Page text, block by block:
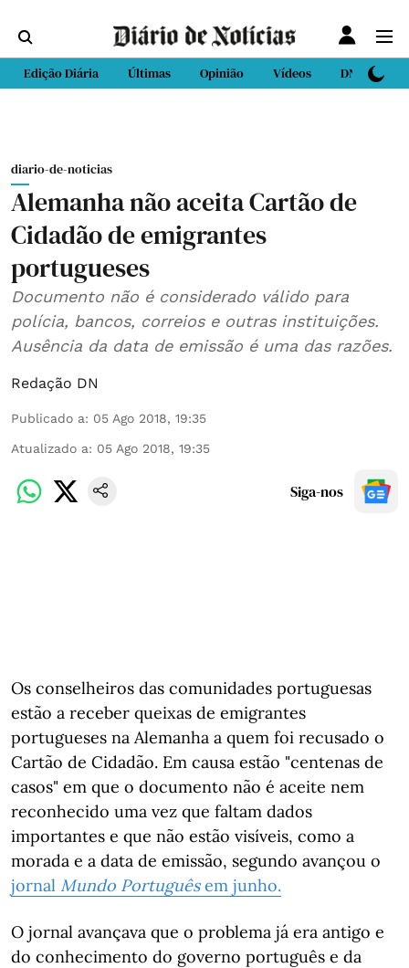
Edição Diária Últimas Opinião Vídeos DN Sport
diario-de-noticias
Alemanha não aceita Cartão de
Cidadão de emigrantes
portugueses
Documento não é considerado válido para
polícia, bancos, correios e outras instituições.
Ausência da data de emissão é uma das razões.
Redação DN
Publicado a: 05 Ago 2018, 19:35
Atualizado a: 05 Ago 2018, 19:35
Siga-nos
Os conselheiros das comunidades portuguesas
estão a receber queixas de emigrantes
portugueses na Alemanha a quem foi recusado o
Cartão de Cidadão. Em causa estão "centenas de
casos" em que o documento não é aceite nem
reconhecido uma vez que faltam dados
importantes e que não estão visíveis, como a
morada e a data de emissão, segundo avançou o
jornal Mundo Portuguêsem junho.
O jornal avançava que o problema já era antigo e
do conhecimento do governo português e da